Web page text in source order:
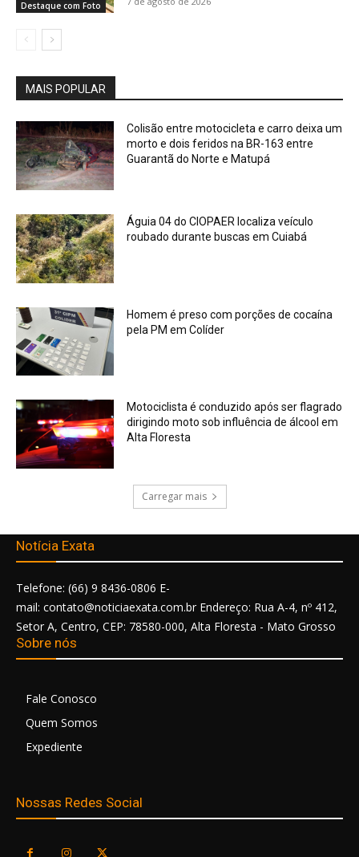
Destaque com Foto
MAIS POPULAR
Colisão entre motocicleta e carro deixa um
morto e dois feridos na BR-163 entre
Guarantã do Norte e Matupá
Águia 04 do CIOPAER localiza veículo
roubado durante buscas em Cuiabá
Homem é preso com porções de cocaína
pela PM em Colíder
Motociclista é conduzido após ser flagrado
dirigindo moto sob influência de álcool em
Alta Floresta
Carregar mais
Notícia Exata
Telefone: (66) 9 8436-0806 E-
mail: contato@noticiaexata.com.br Endereço: Rua A-4, nº 412,
Setor A, Centro, CEP: 78580-000, Alta Floresta - Mato Grosso
Sobre nós
Fale Conosco
Quem Somos
Expediente
Nossas Redes Social